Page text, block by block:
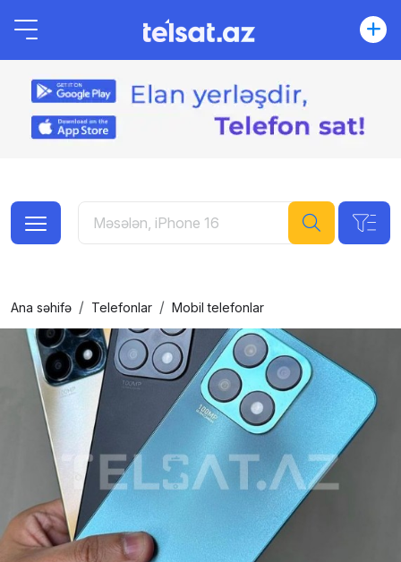
Ana səhifə Telefonlar Mobil telefonlar